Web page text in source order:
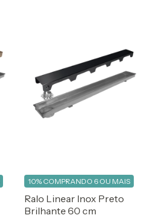
Ralo Linear Inox Preto
Brilhante 60 cm
10% COMPRANDO 6 OU MAIS